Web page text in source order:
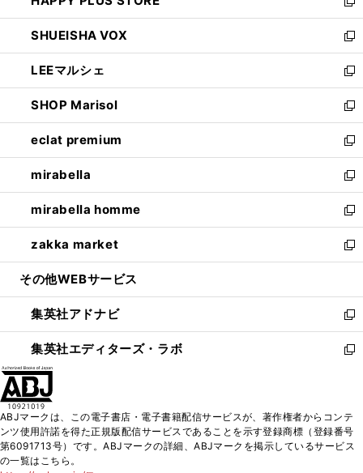
ウ
で
開
く
ン
ド
ウ
で
開
く
い
ウ
ィ
ン
ド
ウ
で
開
く
新
し
い
ウ
ィ
ン
ド
ウ
で
開
く
SHUEISHA VOX
新
し
い
ウ
ィ
ン
ド
ウ
で
開
く
LEEマルシェ
新
し
い
ウ
ィ
ン
ド
ウ
で
開
く
SHOP Marisol
新
し
い
ウ
ィ
ン
ド
ウ
で
開
eclat premium
新
し
い
ウ
ィ
ン
ド
ウ
開
く
mirabella
新
し
い
ウ
ィ
ン
ウ
で
開
く
mirabella homme
新
し
い
ウ
ン
ド
ウ
で
zakka market
新
し
ウ
ィ
ン
ド
く
その他WEBサービス
集英社アドナビ
新
し
い
ド
ウ
で
集英社エディターズ・ラボ
新
ィ
ン
ド
ABJマークは、この電子書店・電子書籍配信サービスが、著作権者からコンテ
ンツ使用許諾を得た正規版配信サービスであることを示す登録商標（登録番号
第6091713号）です。ABJマークの詳細、ABJマークを掲示しているサービス
の一覧はこちら。